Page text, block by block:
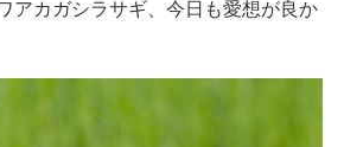
アカガシラサギ、今日も愛想が良か